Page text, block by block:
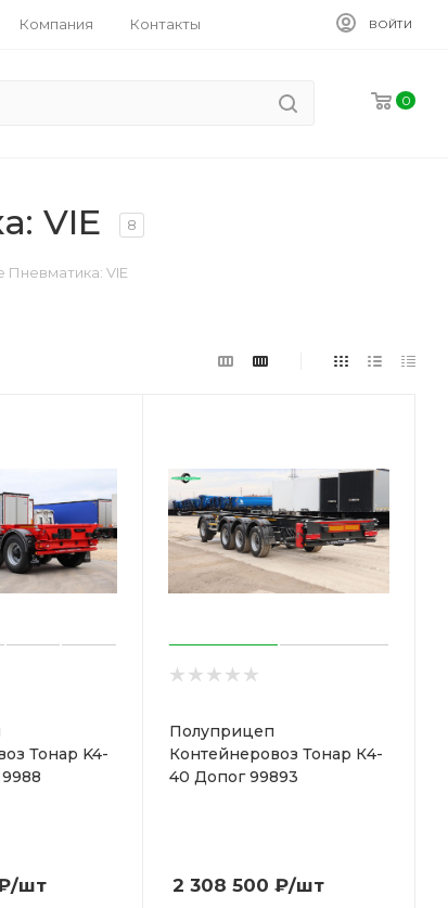
Компания Контакты ВОЙТИ
0
VIE 8
VIE
Тонар K4-
/шт
Полуприцеп
Контейнеровоз Тонар К4-
40 Допог 99893
2 308 500 ₽/шт